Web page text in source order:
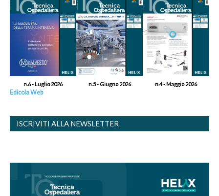
n.6 - Luglio 2026 n.5 - Giugno 2026 n.4 - Maggio 2026
Edicola Web
ISCRIVITI ALLA NEWSLETTER